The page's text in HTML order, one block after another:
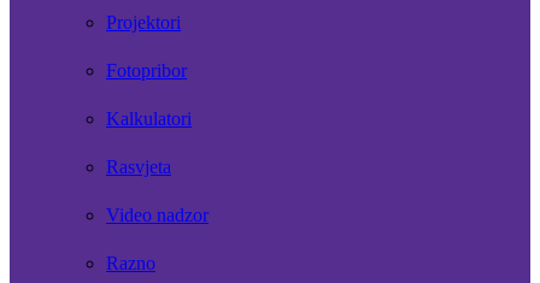
Projektori
Fotopribor
Kalkulatori
Rasvjeta
Video nadzor
Razno